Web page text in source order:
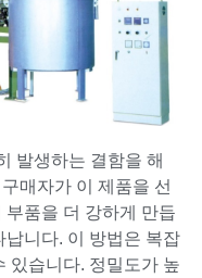
발생하는 결함을 해
매자가 이 제품을 선
품을 더 강하게 만듭
니다. 이 방법은 복잡
있습니다. 정밀도가 높